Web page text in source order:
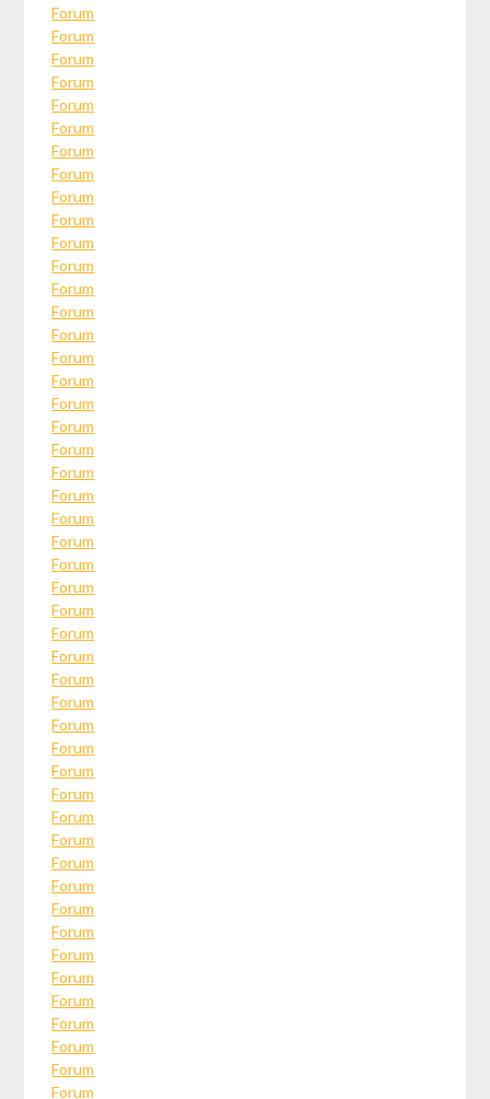
Forum
Forum
Forum
Forum
Forum
Forum
Forum
Forum
Forum
Forum
Forum
Forum
Forum
Forum
Forum
Forum
Forum
Forum
Forum
Forum
Forum
Forum
Forum
Forum
Forum
Forum
Forum
Forum
Forum
Forum
Forum
Forum
Forum
Forum
Forum
Forum
Forum
Forum
Forum
Forum
Forum
Forum
Forum
Forum
Forum
Forum
Forum
Forum